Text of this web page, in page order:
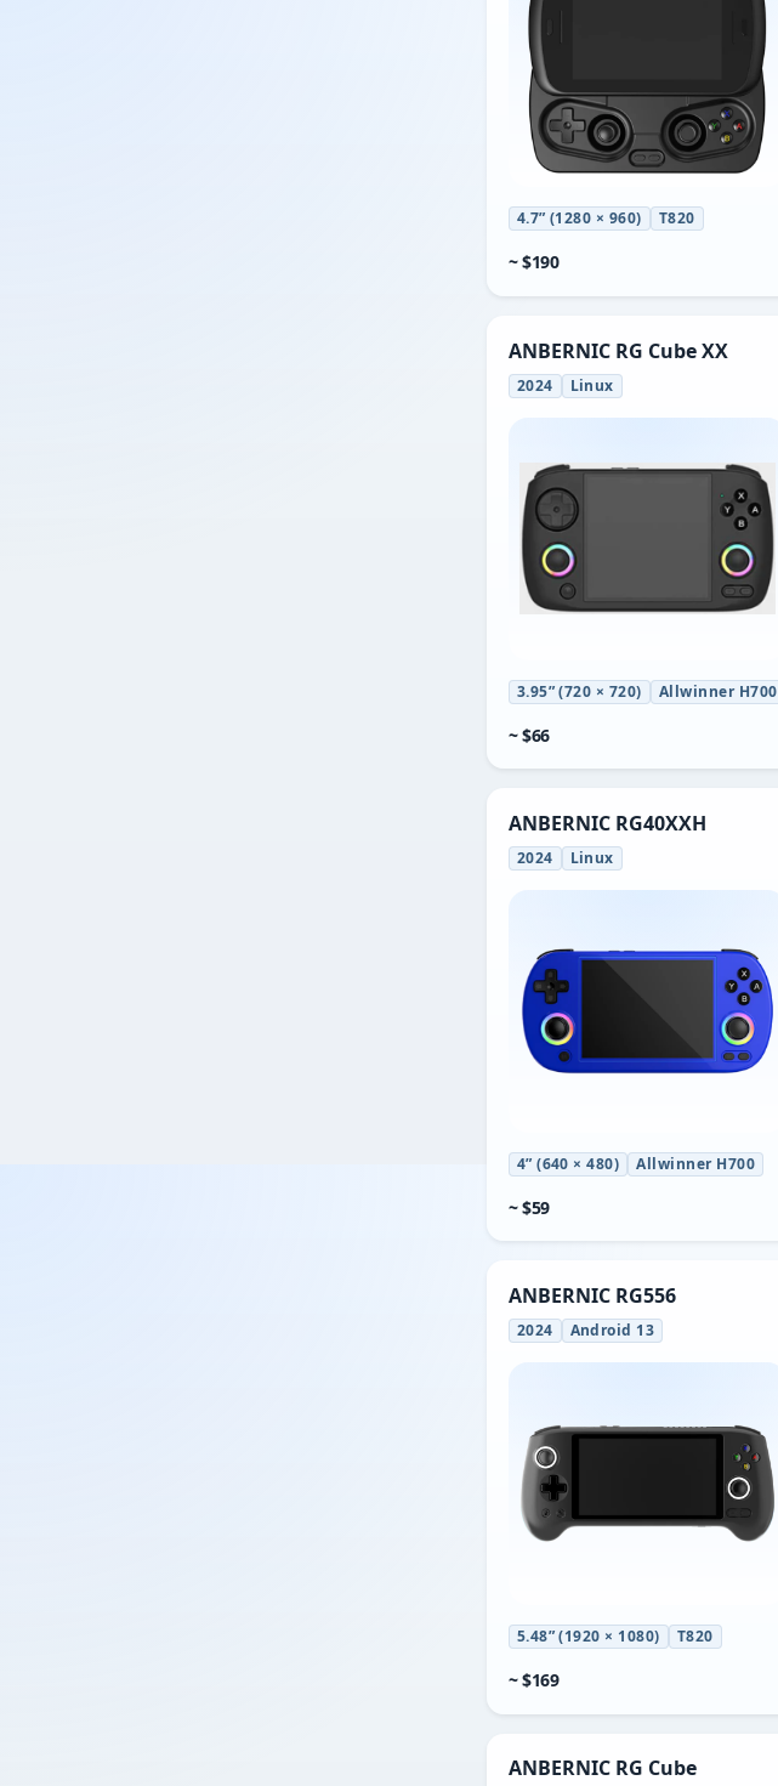
4.7” (1280 × 960) T820
~ $190
ANBERNIC RG Cube XX
2024 Linux
3.95” (720 × 720) Allwinner H700
~ $66
ANBERNIC RG40XXH
2024 Linux
4” (640 × 480) Allwinner H700
~ $59
ANBERNIC RG556
2024 Android 13
5.48” (1920 × 1080) T820
~ $169
ANBERNIC RG Cube